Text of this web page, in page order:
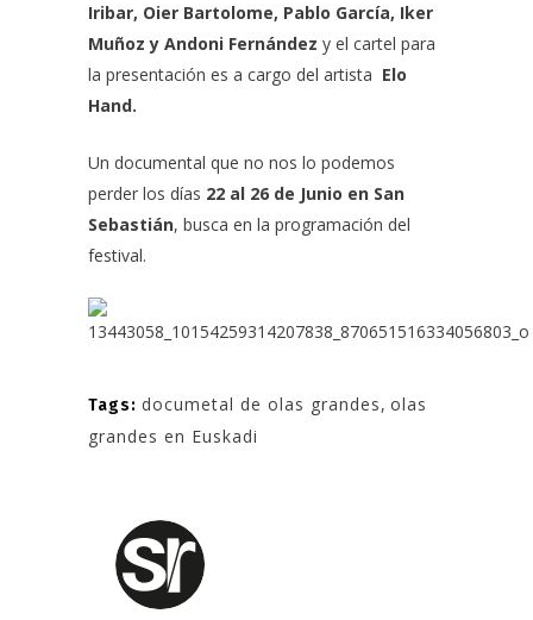
Iribar, Oier Bartolome, Pablo García, Iker
Muñoz y Andoni Fernández y el cartel para
la presentación es a cargo del artista Elo
Hand.
Un documental que no nos lo podemos
perder los días 22 al 26 de Junio en San
Sebastián, busca en la programación del
festival.
Tags: documetal de olas grandes, olas
grandes en Euskadi